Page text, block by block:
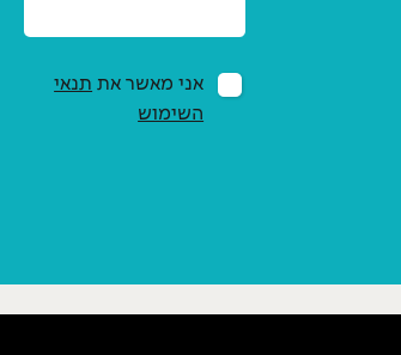
אני מאשר אתתנאי
השימוש